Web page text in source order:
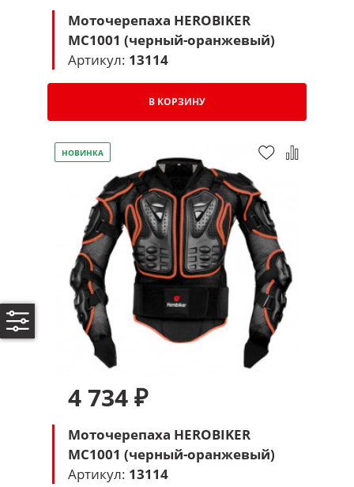
Моточерепаха HEROBIKER
MC1001 (черный-оранжевый)
Артикул: 13114
В КОРЗИНУ
НОВИНКА
4 734 ₽
Моточерепаха HEROBIKER
MC1001 (черный-оранжевый)
Артикул: 13114